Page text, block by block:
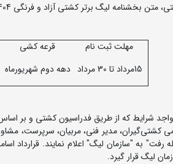
لیگ برتر کشتی آزاد و فرنگی 1404 به شرح زیر است:
مهلت ثبت نام قرعه کشی
15مرداد تا 30 مرداد
دهه دوم شهریورماه
کشتی‌گیران، مدیر فنی، مربیان، سرپرست،
رفت" به "سازمان لیگ" اعلام نمایند. قرارداد
لیگ قرار گیرد.